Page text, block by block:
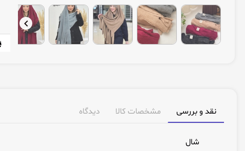
نقد و بررسی مشخصات کالا دیدگاه
شال